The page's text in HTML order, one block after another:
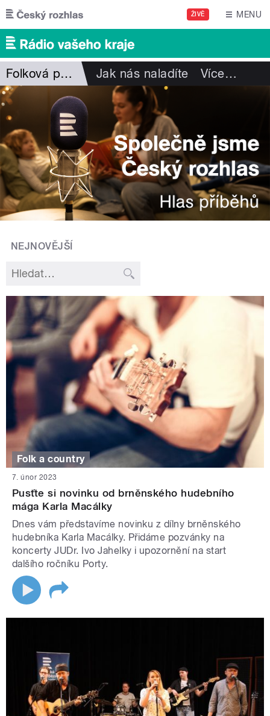
Přejít k hlavnímu obsahu
ŽIVĚ MENU
Folková pohlazení Jak nás naladíte Více…
NEJNOVĚJŠÍ
Folk a country
7. únor 2023
Pusťte si novinku od brněnského hudebního
mága Karla Macálky
Dnes vám představíme novinku z dílny brněnského
hudebníka Karla Macálky. Přidáme pozvánky na
koncerty JUDr. Ivo Jahelky i upozornění na start
dalšího ročníku Porty.